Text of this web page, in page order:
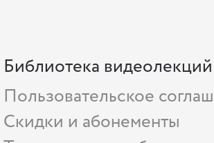
Библиотека видеолекций
Пользовательское
Скидки и абонементы